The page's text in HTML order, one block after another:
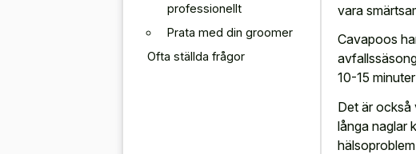
professionellt
Prata med din groomer
Ofta ställda frågor
vara
Cavapoos
10-15
Det är också
långa naglar